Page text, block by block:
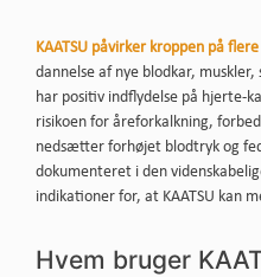
KAATSU påvirker kroppen på
dannelse af nye blodkar, muskler,
har positiv indflydelse på hjerte-
risikoen for åreforkalkning,
nedsætter forhøjet blodtryk og
dokumenteret i den
indikationer for, at KAATSU kan
Hvem bruger